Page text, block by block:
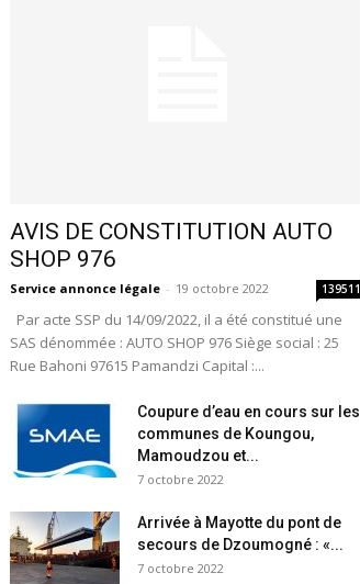
AVIS DE CONSTITUTION AUTO
SHOP 976
Service annonce légale - 19 octobre 2022 139511
Par acte SSP du 14/09/2022, il a été constitué une
SAS dénommée : AUTO SHOP 976 Siège social : 25
Rue Bahoni 97615 Pamandzi Capital :...
Coupure d’eau en cours sur les
communes de Koungou,
Mamoudzou et...
7 octobre 2022
Arrivée à Mayotte du pont de
secours de Dzoumogné : «...
7 octobre 2022